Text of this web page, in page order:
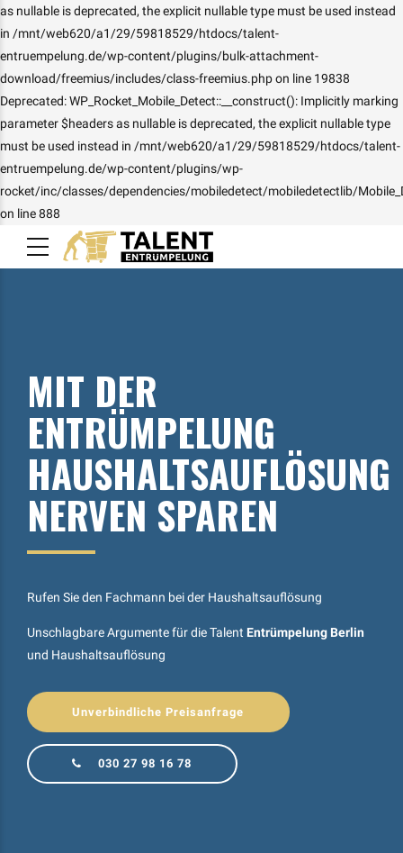
as nullable is deprecated, the explicit nullable type must be used instead
in /mnt/web620/a1/29/59818529/htdocs/talent-
entruempelung.de/wp-content/plugins/bulk-attachment-
download/freemius/includes/class-freemius.php on line 19838
Deprecated: WP_Rocket_Mobile_Detect::__construct(): Implicitly marking
parameter $headers as nullable is deprecated, the explicit nullable type
must be used instead in /mnt/web620/a1/29/59818529/htdocs/talent-
entruempelung.de/wp-content/plugins/wp-
rocket/inc/classes/dependencies/mobiledetect/mobiledetectlib/
on line 888
MIT DER
ENTRÜMPELUNG
HAUSHALTSAUFLÖSUNG
NERVEN SPAREN
Rufen Sie den Fachmann bei der Haushaltsauflösung
Unschlagbare Argumente für die Talent Entrümpelung Berlin
und Haushaltsauflösung
Unverbindliche Preisanfrage
030 27 98 16 78